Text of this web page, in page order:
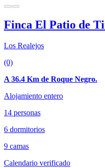
Finca El Patio de
Los Realejos
(0)
A 36.4 Km de Roque Negro.
Alojamiento entero
14 personas
6 dormitorios
9 camas
Calendario verificado